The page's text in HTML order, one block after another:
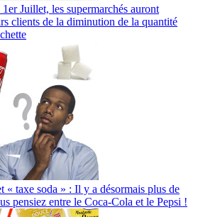
Juillet, les supermarchés auront
clients de la diminution de la quantité
« taxe soda » : Il y a désormais plus de
pensiez entre le Coca-Cola et le Pepsi !